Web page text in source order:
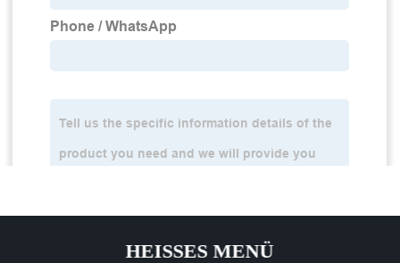
HEISSES MENÜ